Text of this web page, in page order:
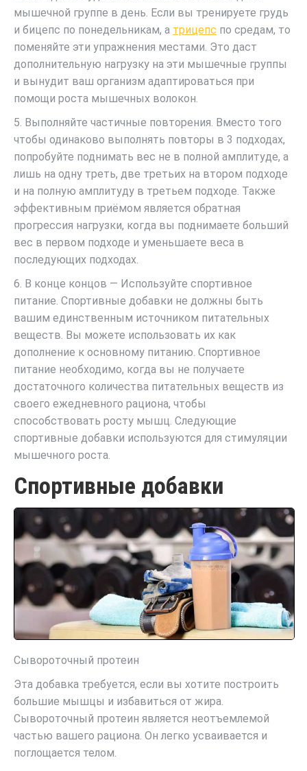
мышечной группе в день. Если вы тренируете грудь
и бицепс по понедельникам, а трицепс по средам, то
поменяйте эти упражнения местами. Это даст
дополнительную нагрузку на эти мышечные группы
и вынудит ваш организм адаптироваться при
помощи роста мышечных волокон.
5. Выполняйте частичные повторения. Вместо того
чтобы одинаково выполнять повторы в 3 подходах,
попробуйте поднимать вес не в полной амплитуде, а
лишь на одну треть, две третьих на втором подходе
и на полную амплитуду в третьем подходе. Также
эффективным приёмом является обратная
прогрессия нагрузки, когда вы поднимаете больший
вес в первом подходе и уменьшаете веса в
последующих подходах.
6. В конце концов — Используйте спортивное
питание. Спортивные добавки не должны быть
вашим единственным источником питательных
веществ. Вы можете использовать их как
дополнение к основному питанию. Спортивное
питание необходимо, когда вы не получаете
достаточного количества питательных веществ из
своего ежедневного рациона, чтобы
способствовать росту мышц. Следующие
спортивные добавки используются для стимуляции
мышечного роста.
Спортивные добавки
Сывороточный протеин
Эта добавка требуется, если вы хотите построить
большие мышцы и избавиться от жира.
Сывороточный протеин является неотъемлемой
частью вашего рациона. Он легко усваивается и
поглощается телом.